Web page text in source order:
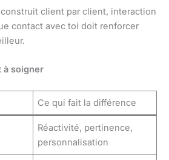
client par client, interaction
contact avec toi doit renforcer
à soigner
Ce qui fait la différence
Réactivité, pertinence,
personnalisation